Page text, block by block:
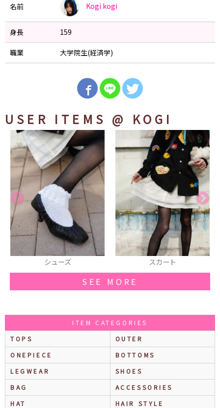
名前 Kogi kogi
身長 159
職業 大学院生(経済学)
USER ITEMS @ KOGI
シューズ スカート
SEE MORE
ITEM CATEGORIES
TOPS
OUTER
ONEPIECE
BOTTOMS
LEGWEAR
SHOES
BAG
ACCESSORIES
HAT
HAIR STYLE